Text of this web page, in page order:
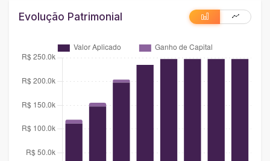
Evolução Patrimonial